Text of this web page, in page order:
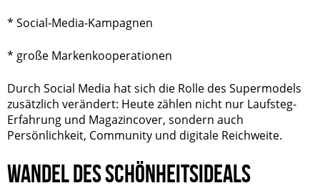
* Social-Media-Kampagnen
* große Markenkooperationen
Durch Social Media hat sich die Rolle des Supermodels
zusätzlich verändert: Heute zählen nicht nur Laufsteg-
Erfahrung und Magazincover, sondern auch
Persönlichkeit, Community und digitale Reichweite.
WANDEL DES SCHÖNHEITSIDEALS